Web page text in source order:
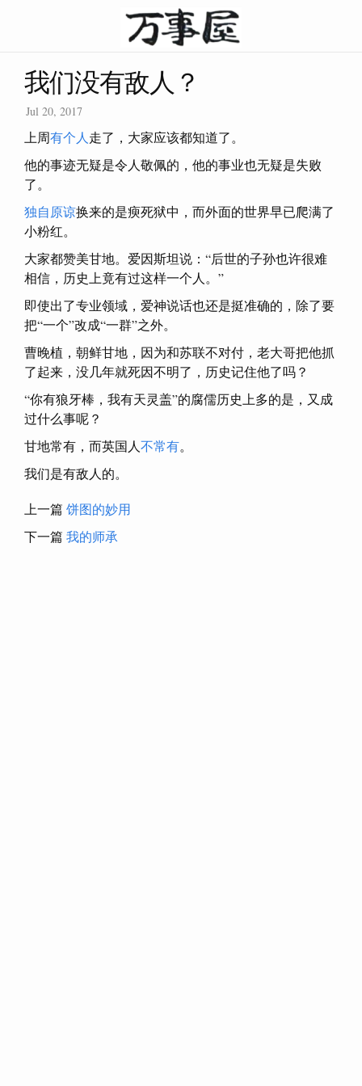
我们没有敌人？
Jul 20, 2017
上周有个人 走了，大家应该都知道了。
他的事迹无疑是令人敬佩的，他的事业也无疑是失败
了。
独自原谅换来的是瘐死狱中，而外面的世界早已爬满了
小粉红。
大家都赞美甘地。爱因斯坦说：“后世的子孙也许很难
相信，历史上竟有过这样一个人。”
即使出了专业领域，爱神说话也还是挺准确的，除了要
把“一个”改成“一群”之外。
曹晚植，朝鲜甘地，因为和苏联不对付，老大哥把他抓
了起来，没几年就死因不明了，历史记住他了吗？
“你有狼牙棒，我有天灵盖”的腐儒历史上多的是，又成
过什么事呢？
甘地常有，而英国人不常有。
我们是有敌人的。
上一篇 饼图的妙用
下一篇 我的师承